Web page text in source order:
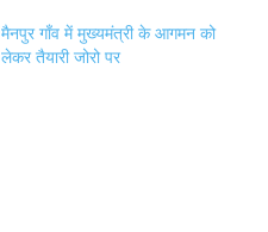
मैनपुर गाँव में मुख्यमंत्री के आगमन को
लेकर तैयारी जोरो पर